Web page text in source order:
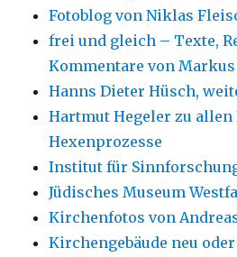
Fotoblog von Niklas
frei und gleich – Texte,
Kommentare von
Hanns Dieter Hüsch,
Hartmut Hegeler zu allen
Hexenprozesse
Institut für
Jüdisches Museum
Kirchenfotos von
Kirchengebäude neu